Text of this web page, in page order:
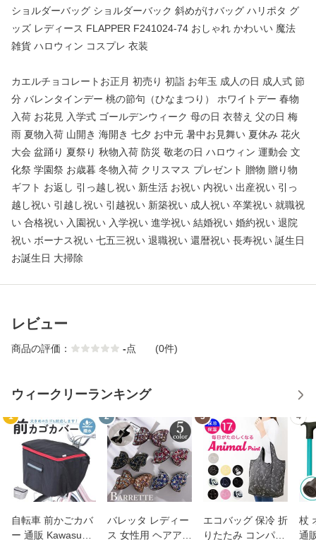
ショルダーバッグ ショルダーバック 斜めがけバッグ ハリポタ グ
ッズ レディース FLAPPER F241024-74 おしゃれ かわいい 魔法
雑貨 ハロウィン コスプレ 衣装
カエルチョコレートお正月 初売り 初詣 お年玉 成人の日 成人式 節
分 バレンタインデー 桃の節句（ひなまつり） ホワイトデー 春物
入荷 お花見 入学式 ゴールデンウィーク 母の日 衣替え 父の日 梅
雨 夏物入荷 山開き 海開き 七夕 お中元 暑中お見舞い 夏休み 花火
大会 盆踊り 夏祭り 秋物入荷 防災 敬老の日 ハロウィン 運動会 文
化祭 学園祭 お歳暮 冬物入荷 クリスマス プレゼント 贈物 贈り物
ギフト お返し 引っ越し祝い 新生活 お祝い 内祝い 出産祝い 引っ
越し祝い 引越し祝い 引越祝い 新築祝い 成人祝い 卒業祝い 就職祝
い 合格祝い 入園祝い 入学祝い 進学祝い 結婚祝い 婚約祝い 退院
祝い ボーナス祝い 七五三祝い 退職祝い 還暦祝い 長寿祝い 誕生日
お誕生日 大掃除
レビュー
商品の評価： -点 (0件)
ウィークリーランキング
1
自転車 前かごカバ
ー 通販 Kawasumi
2
バレッタ レディー
ス 女性用 ヘアアク
3
エコバッグ 保冷 折
りたたみ コンパク
4
杖
通